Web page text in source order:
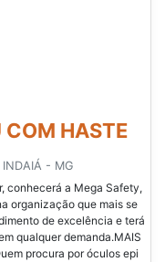
COM HASTE
INDAIÁ - MG
conhecerá a Mega Safety,
organização que mais se
de excelência e terá
qualquer demanda.MAIS
procura por óculos epi